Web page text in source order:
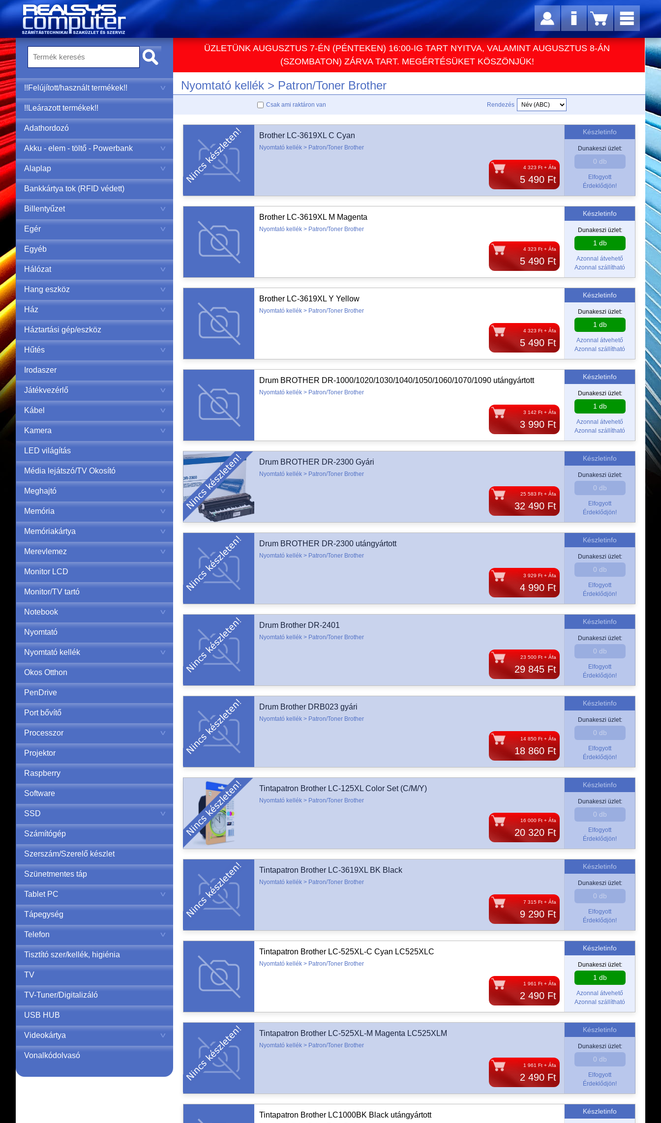
!!Felújított/használt termékek!!
!!Leárazott termékek!!
Adathordozó
Akku - elem - töltő - Powerbank
Alaplap
Bankkártya tok (RFID védett)
Billentyűzet
Egér
Egyéb
Hálózat
Hang eszköz
Ház
Háztartási gép/eszköz
Hűtés
Irodaszer
Játékvezérlő
Kábel
Kamera
LED világítás
Média lejátszó/TV Okosító
Meghajtó
Memória
Memóriakártya
Merevlemez
Monitor LCD
Monitor/TV tartó
Notebook
Nyomtató
Nyomtató kellék
Okos Otthon
PenDrive
Port bővítő
Processzor
Projektor
Raspberry
Software
SSD
Számítógép
Szerszám/Szerelő készlet
Szünetmentes táp
Tablet PC
Tápegység
Telefon
Tisztító szer/kellék, higiénia
TV
TV-Tuner/Digitalizáló
USB HUB
Videokártya
Vonalkódolvasó
ÜZLETÜNK AUGUSZTUS 7-ÉN (PÉNTEKEN) 16:00-IG TART NYITVA, VALAMINT AUGUSZTUS 8-ÁN
(SZOMBATON) ZÁRVA TART. MEGÉRTÉSÜKET KÖSZÖNJÜK!
Nyomtató kellék > Patron/Toner Brother
Csak ami raktáron van Rendezés
4 323 Ft + Áfa
5 490 Ft
Készletinfo
Dunakeszi üzlet:
0 db
Elfogyott
Érdeklődjön!
Brother LC-3619XL C Cyan
Nyomtató kellék > Patron/Toner Brother
4 323 Ft + Áfa
5 490 Ft
Készletinfo
Dunakeszi üzlet:
1 db
Azonnal átvehető
Azonnal szállítható
Brother LC-3619XL M Magenta
Nyomtató kellék > Patron/Toner Brother
4 323 Ft + Áfa
5 490 Ft
Készletinfo
Dunakeszi üzlet:
1 db
Azonnal átvehető
Azonnal szállítható
Brother LC-3619XL Y Yellow
Nyomtató kellék > Patron/Toner Brother
3 142 Ft + Áfa
3 990 Ft
Készletinfo
Dunakeszi üzlet:
1 db
Azonnal átvehető
Azonnal szállítható
Drum BROTHER DR-1000/1020/1030/1040/1050/1060/1070/1090 utángyártott
Nyomtató kellék > Patron/Toner Brother
25 583 Ft + Áfa
32 490 Ft
Készletinfo
Dunakeszi üzlet:
0 db
Elfogyott
Érdeklődjön!
Drum BROTHER DR-2300 Gyári
Nyomtató kellék > Patron/Toner Brother
3 929 Ft + Áfa
4 990 Ft
Készletinfo
Dunakeszi üzlet:
0 db
Elfogyott
Érdeklődjön!
Drum BROTHER DR-2300 utángyártott
Nyomtató kellék > Patron/Toner Brother
23 500 Ft + Áfa
29 845 Ft
Készletinfo
Dunakeszi üzlet:
0 db
Elfogyott
Érdeklődjön!
Drum Brother DR-2401
Nyomtató kellék > Patron/Toner Brother
14 850 Ft + Áfa
18 860 Ft
Készletinfo
Dunakeszi üzlet:
0 db
Elfogyott
Érdeklődjön!
Drum Brother DRB023 gyári
Nyomtató kellék > Patron/Toner Brother
16 000 Ft + Áfa
20 320 Ft
Készletinfo
Dunakeszi üzlet:
0 db
Elfogyott
Érdeklődjön!
Tintapatron Brother LC-125XL Color Set (C/M/Y)
Nyomtató kellék > Patron/Toner Brother
7 315 Ft + Áfa
9 290 Ft
Készletinfo
Dunakeszi üzlet:
0 db
Elfogyott
Érdeklődjön!
Tintapatron Brother LC-3619XL BK Black
Nyomtató kellék > Patron/Toner Brother
1 961 Ft + Áfa
2 490 Ft
Készletinfo
Dunakeszi üzlet:
1 db
Azonnal átvehető
Azonnal szállítható
Tintapatron Brother LC-525XL-C Cyan LC525XLC
Nyomtató kellék > Patron/Toner Brother
1 961 Ft + Áfa
2 490 Ft
Készletinfo
Dunakeszi üzlet:
0 db
Elfogyott
Érdeklődjön!
Tintapatron Brother LC-525XL-M Magenta LC525XLM
Nyomtató kellék > Patron/Toner Brother
Készletinfo
Tintapatron Brother LC1000BK Black utángyártott